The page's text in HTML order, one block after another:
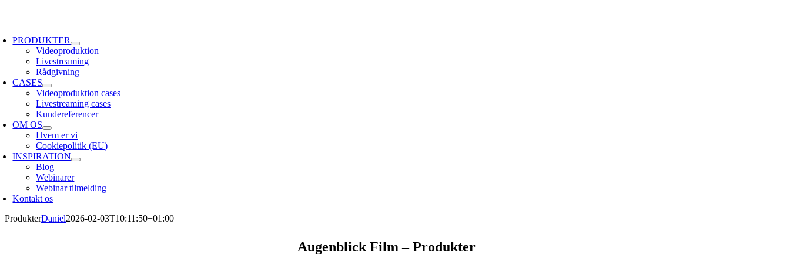
PRODUKTER
Videoproduktion
Livestreaming
Rådgivning
CASES
Videoproduktion cases
Livestreaming cases
Kundereferencer
OM OS
Hvem er vi
Cookiepolitik (EU)
INSPIRATION
Blog
Webinarer
Webinar tilmelding
Kontakt os
ProdukterDaniel2026-02-03T10:11:50+01:00
Augenblick Film – Produkter